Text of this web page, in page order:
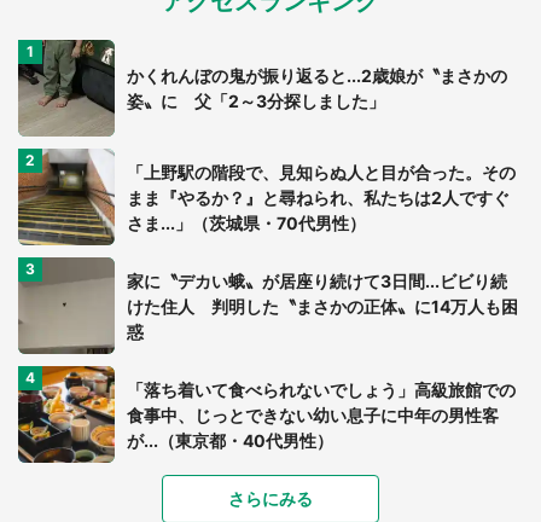
かくれんぼの鬼が振り返ると...2歳娘が〝まさかの
姿〟に 父「2～3分探しました」
「上野駅の階段で、見知らぬ人と目が合った。その
まま『やるか？』と尋ねられ、私たちは2人ですぐ
さま...」（茨城県・70代男性）
家に〝デカい蛾〟が居座り続けて3日間...ビビり続
けた住人 判明した〝まさかの正体〟に14万人も困
惑
「落ち着いて食べられないでしょう」高級旅館での
食事中、じっとできない幼い息子に中年の男性客
が...（東京都・40代男性）
「可愛いのにホラー」「事件性を感じる」 ふわふ
さらにみる